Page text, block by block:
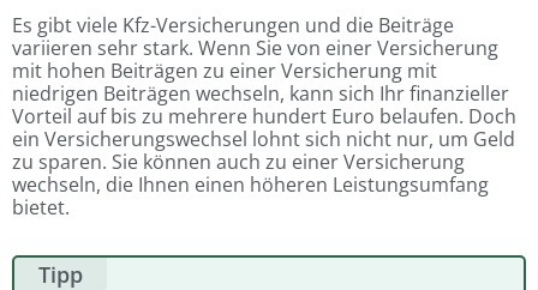
Es gibt viele Kfz-Versicherungen und die Beiträge
variieren sehr stark. Wenn Sie von einer Versicherung
mit hohen Beiträgen zu einer Versicherung mit
niedrigen Beiträgen wechseln, kann sich Ihr finanzieller
Vorteil auf bis zu mehrere hundert Euro belaufen. Doch
ein Versicherungswechsel lohnt sich nicht nur, um Geld
zu sparen. Sie können auch zu einer Versicherung
wechseln, die Ihnen einen höheren Leistungsumfang
bietet.
Tipp